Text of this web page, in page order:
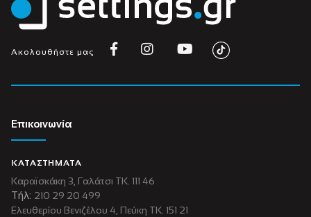
Ακολουθήστε μας
Επικοινωνία
ΚΑΤΑΣΤΗΜΑΤΑ
Καραϊσκάκη 3, Γαλάτσι ΤΚ. 111 46
Τήλ: 210 29 20 499
Ελευθερίου Βενιζέλου 4, Πεύκη ΤΚ. 151 21